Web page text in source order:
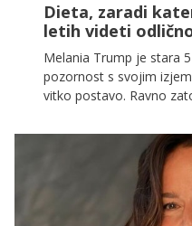
Dieta, zaradi
letih videti
Melania Trump je stara
pozornost s svojim
vitko postavo. Ravno